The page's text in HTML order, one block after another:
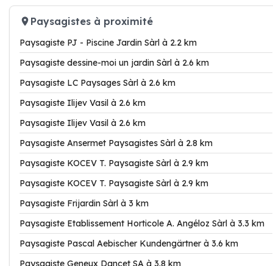
Paysagistes à proximité
Paysagiste PJ - Piscine Jardin Sàrl à 2.2 km
Paysagiste dessine-moi un jardin Sàrl à 2.6 km
Paysagiste LC Paysages Sàrl à 2.6 km
Paysagiste Ilijev Vasil à 2.6 km
Paysagiste Ilijev Vasil à 2.6 km
Paysagiste Ansermet Paysagistes Sàrl à 2.8 km
Paysagiste KOCEV T. Paysagiste Sàrl à 2.9 km
Paysagiste KOCEV T. Paysagiste Sàrl à 2.9 km
Paysagiste Frijardin Sàrl à 3 km
Paysagiste Etablissement Horticole A. Angéloz Sàrl à 3.3 km
Paysagiste Pascal Aebischer Kundengärtner à 3.6 km
Paysagiste Geneux Dancet SA à 3.8 km